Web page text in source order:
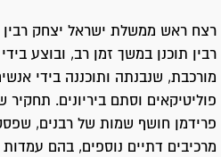
רצח ראש ממשלת ישראל יצחק
רבין תוכנן במשך זמן רב, ובוצע
מורכבת, שנבנתה ותוכננה בידי
פוליטיקאים וסתם ביריונים. תחקיר
פרידמן חושף שמות של רבנים,
מרכיבים דתיים נוספים, בהם עמדות